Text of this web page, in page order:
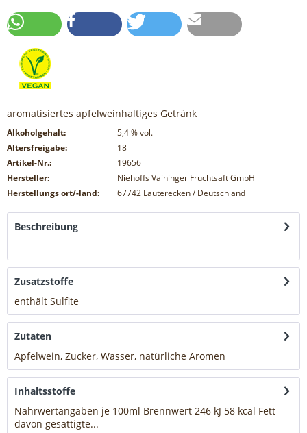
aromatisiertes apfelweinhaltiges Getränk
Alkoholgehalt: 5,4% vol.
Altersfreigabe:
18
Artikel-Nr.:
19656
Hersteller:
Niehoffs Vaihinger Fruchtsaft GmbH
Herstellungs ort/-land:
67742 Lauterecken / Deutschland
Beschreibung
Zusatzstoffe
enthält Sulfite
Zutaten
Apfelwein, Zucker, Wasser, natürliche Aromen
Inhaltsstoffe
Nährwertangaben je 100ml Brennwert 246 kJ 58 kcal Fett
davon gesättigte...